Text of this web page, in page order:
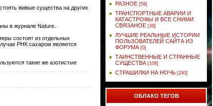
живые существа на других
в журнале Nature.
состоят из отдельных
РНК сахаром является
такие же азотистые
РАЗНОЕ [59]
ТРАНСПОРТНЫЕ АВАРИИ И
КАТАСТРОФЫ И ВСЕ СНИМИ
СВЯЗАНОЕ [36]
ЛУЧШИЕ РЕАЛЬНЫЕ ИСТОРИИ
ПОЛЬЗОВАТЕЛЕЙ САЙТА ИЗ
ФОРУМА [0]
ТАИНСТВЕННЫЕ И СТРАННЫЕ
СУЩЕСТВА [108]
СТРАШИЛКИ НА НОЧЬ [290]
ОБЛАКО ТЕГОВ